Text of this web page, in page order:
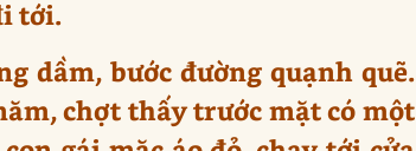
tới.
dầm, bước đường quạnh quẽ.
chợt thấy trước mặt có một